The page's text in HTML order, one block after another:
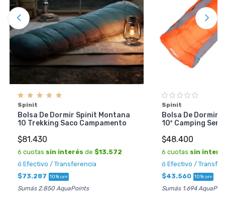
Spinit
Bolsa De Dormir Spinit Montana
10 Trekking Saco Campamento
$81.430
6 cuotas sin interés de $13.572
ó Efectivo / Transferencia
$73.287 10% OFF
Sumás 2.850 AquaPoints
Spinit
Bolsa De Dormir
10º Camping
$48.400
6 cuotas sin
ó Efectivo /
$43.560 10% OFF
Sumás 1.694